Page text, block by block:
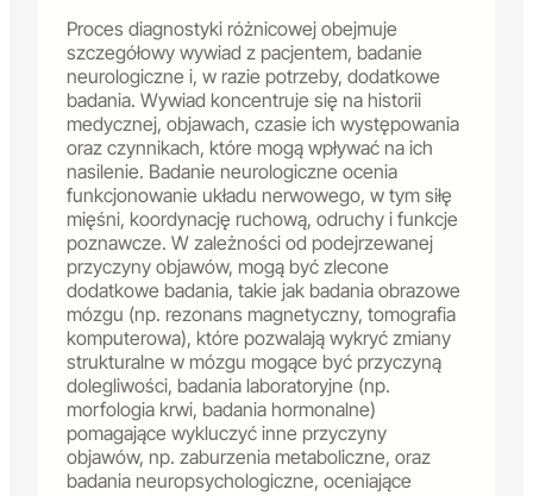
Proces diagnostyki różnicowej obejmuje
szczegółowy wywiad z pacjentem, badanie
neurologiczne i, w razie potrzeby, dodatkowe
badania. Wywiad koncentruje się na historii
medycznej, objawach, czasie ich występowania
oraz czynnikach, które mogą wpływać na ich
nasilenie. Badanie neurologiczne ocenia
funkcjonowanie układu nerwowego, w tym siłę
mięśni, koordynację ruchową, odruchy i funkcje
poznawcze. W zależności od podejrzewanej
przyczyny objawów, mogą być zlecone
dodatkowe badania, takie jak badania obrazowe
mózgu (np. rezonans magnetyczny, tomografia
komputerowa), które pozwalają wykryć zmiany
strukturalne w mózgu mogące być przyczyną
dolegliwości, badania laboratoryjne (np.
morfologia krwi, badania hormonalne)
pomagające wykluczyć inne przyczyny
objawów, np. zaburzenia metaboliczne, oraz
badania neuropsychologiczne, oceniające